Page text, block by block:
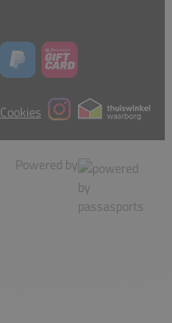
Cookies
Powered by